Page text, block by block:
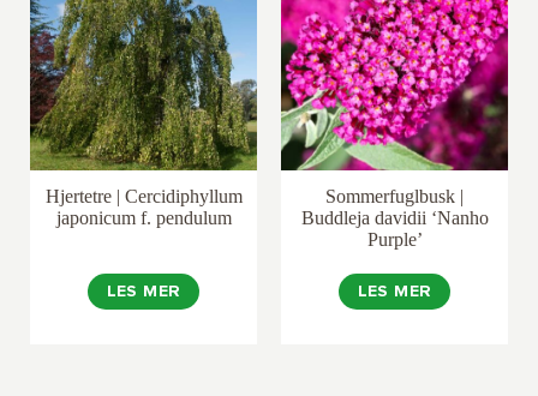
Hjertetre | Cercidiphyllum
japonicum f. pendulum
LES MER
Sommerfuglbusk |
Buddleja davidii ‘Nanho
Purple’
LES MER